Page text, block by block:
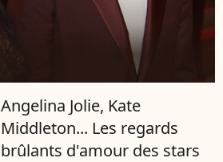
Angelina Jolie, Kate
Middleton... Les regards
brûlants d'amour des stars